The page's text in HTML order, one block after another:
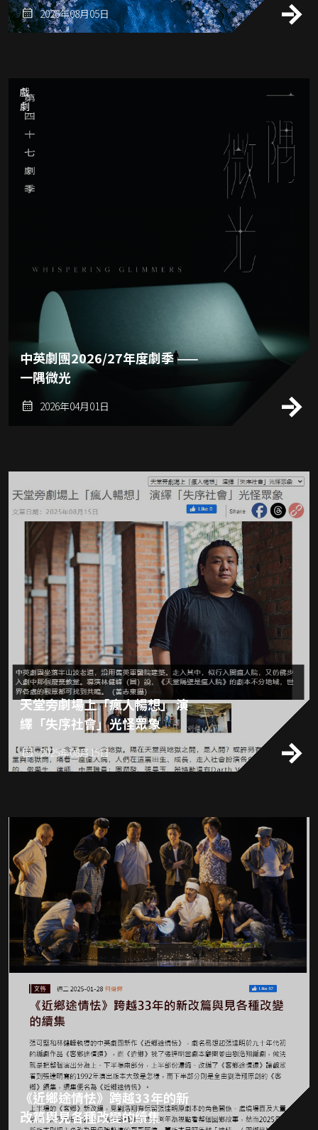
2026年08月05日
戲劇
中英劇團2026/27年度劇季 ——
一隅微光
2026年04月01日
天堂旁劇場上「瘋人暢想」 演
繹「失序社會」光怪眾象
2025年08月15日
《近鄉途情怯》跨越33年的新
改篇與見各種改變的續集